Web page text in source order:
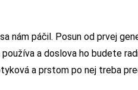
nám páčil. Posun od prvej
a doslova ho budete
a prstom po nej treba